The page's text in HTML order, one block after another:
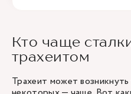
Кто чаще
трахеитом
Трахеит может